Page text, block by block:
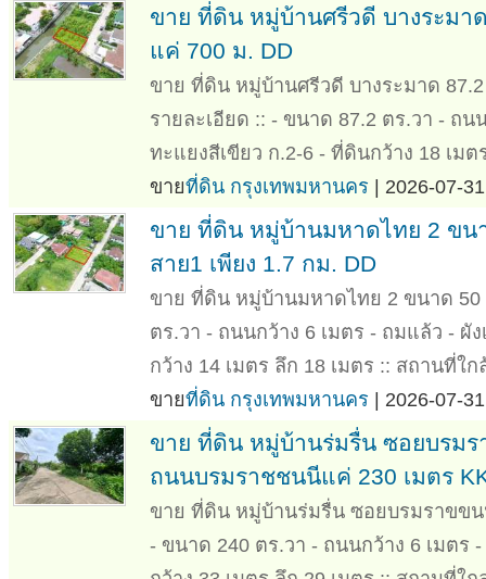
ขาย ที่ดิน หมู่บ้านศรีวดี บางระมา
แค่ 700 ม. DD
ขาย ที่ดิน หมู่บ้านศรีวดี บางระมาด
รายละเอียด :: - ขนาด 87.2 ตร.วา - ถน
ทะแยงสีเขียว ก.2-6 - ที่ดินกว้าง 18 เมต
ขายที่ดิน กรุงเทพมหานคร | 2026-07-
ขาย ที่ดิน หมู่บ้านมหาดไทย 2 ข
สาย1 เพียง 1.7 กม. DD
ขาย ที่ดิน หมู่บ้านมหาดไทย 2 ขนาด 50
ตร.วา - ถนนกว้าง 6 เมตร - ถมแล้ว - ผั
กว้าง 14 เมตร ลึก 18 เมตร :: สถานที่ใก
ขายที่ดิน กรุงเทพมหานคร | 2026-07-
ขาย ที่ดิน หมู่บ้านร่มรื่น ซอยบรม
ถนนบรมราชชนนีแค่ 230 เมตร
ขาย ที่ดิน หมู่บ้านร่มรื่น ซอยบรมราขขน
- ขนาด 240 ตร.วา - ถนนกว้าง 6 เมตร